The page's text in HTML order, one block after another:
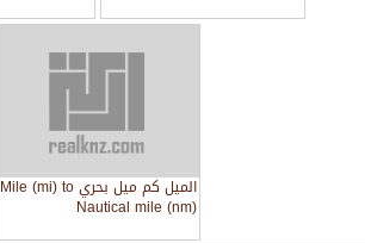
الميل كم ميل بحري Mile (mi) to
Nautical mile (nm)